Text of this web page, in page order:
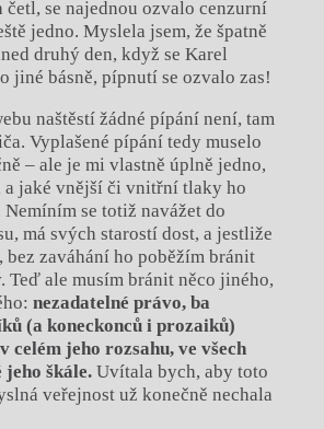
se najednou ozvalo cenzurní
jedno. Myslela jsem, že špatně
druhý den, když se Karel
jiné básně, pípnutí se ozvalo zas!
naštěstí žádné pípání není, tam
Vyplašené pípání tedy muselo
– ale je mi vlastně úplně jedno,
a jaké vnější či vnitřní tlaky ho
se totiž navážet do
má svých starostí dost, a jestliže
bez zaváhání ho poběžím bránit
ale musím bránit něco jiného,
nezadatelné právo, ba
(a koneckonců i prozaiků)
celém jeho rozsahu, ve všech
jeho škále.Uvítala bych, aby toto
veřejnost už konečně nechala